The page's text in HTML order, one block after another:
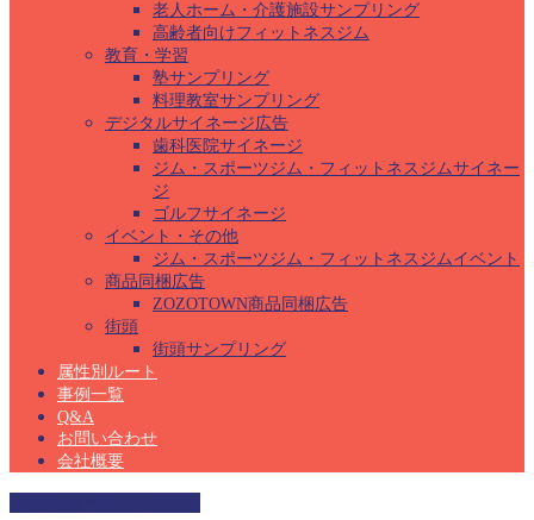
老人ホーム・介護施設サンプリング
高齢者向けフィットネスジム
教育・学習
塾サンプリング
料理教室サンプリング
デジタルサイネージ広告
歯科医院サイネージ
ジム・スポーツジム・フィットネスジムサイネー
ジ
ゴルフサイネージ
イベント・その他
ジム・スポーツジム・フィットネスジムイベント
商品同梱広告
ZOZOTOWN商品同梱広告
街頭
街頭サンプリング
属性別ルート
事例一覧
Q&A
お問い合わせ
会社概要